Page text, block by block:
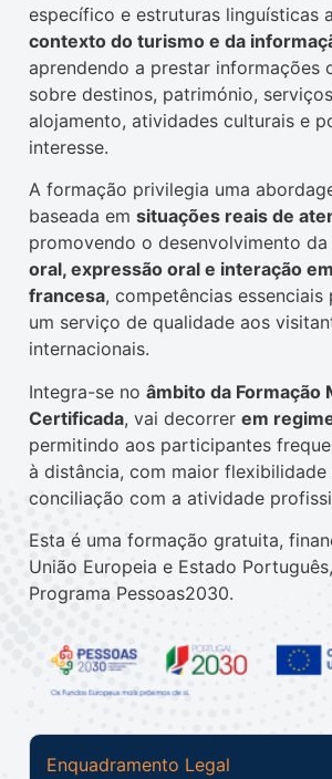
específico e estruturas linguísticas
contexto do turismo e da
aprendendo a prestar informações
sobre destinos, património,
alojamento, atividades culturais e
interesse.
A formação privilegia uma
baseada em situações reais de
promovendo o desenvolvimento da
oral, expressão oral e interação
francesa, competências essenciais
um serviço de qualidade aos
internacionais.
Integra-se no âmbito da Formação
Certificada, vai decorrer em
permitindo aos participantes
à distância, com maior
conciliação com a atividade
Esta é uma formação gratuita,
União Europeia e Estado
Programa Pessoas2030.
Enquadramento Legal